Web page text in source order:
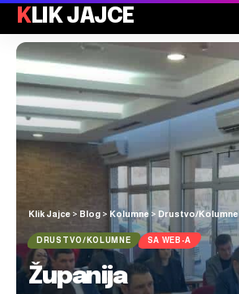
KLIK JAJCE
Klik Jajce > Blog > Kolumne > Drustvo/Kolumne
DRUSTVO/KOLUMNE SA WEB-A
Županija